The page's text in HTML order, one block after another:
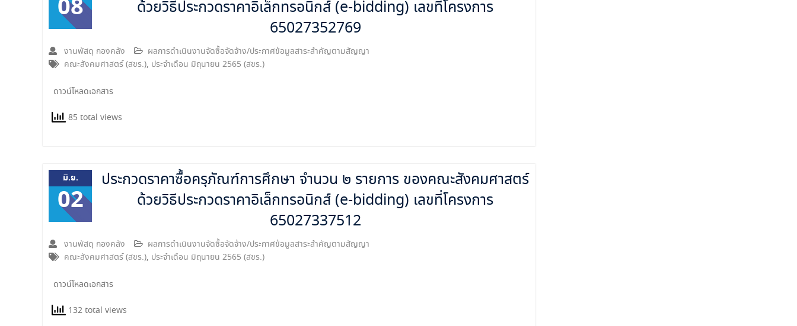
08
ด้วยวิธีประกวดราคาอิเล็กทรอนิกส์ (e-bidding) เลขที่โครงการ
65027352769
งานพัสดุ กองคลัง
ผลการดำเนินงานจัดซื้อจัดจ้าง/ประกาศข้อมูลสาระสำคัญตามสัญญา
คณะสังคมศาสตร์ (สขร.), ประจำเดือน มิถุนายน 2565 (สขร.)
ดาวน์โหลดเอกสาร
85 total views
มิ.ย.
02
ประกวดราคาซื้อครุภัณฑ์การศึกษา จำนวน ๒ รายการ ของคณะสังคมศาสตร์
ด้วยวิธีประกวดราคาอิเล็กทรอนิกส์ (e-bidding) เลขที่โครงการ
65027337512
งานพัสดุ กองคลัง
ผลการดำเนินงานจัดซื้อจัดจ้าง/ประกาศข้อมูลสาระสำคัญตามสัญญา
คณะสังคมศาสตร์ (สขร.), ประจำเดือน มิถุนายน 2565 (สขร.)
ดาวน์โหลดเอกสาร
132 total views